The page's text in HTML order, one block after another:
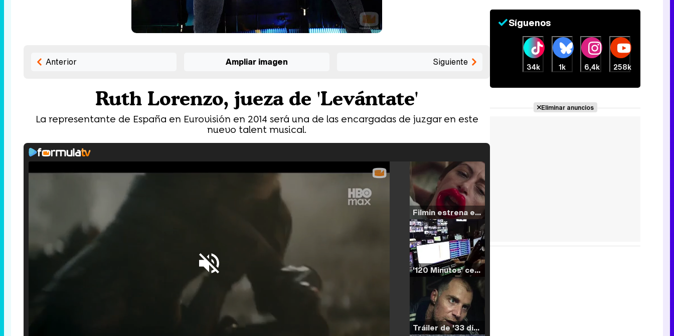
Anterior Ampliar imagen Siguiente
Ruth Lorenzo, jueza de 'Levántate'
La representante de España en Eurovisión en 2014 será una de las encargadas de juzgar en este
nuevo talent musical.
Filmin estrena el tráiler de 'Millennial Mal', su nueva comedia universitaria de la mano de Lorena Iglesias
'120 Minutos' celebra sus 2.000 programas en Telemadrid con un vídeo del día a día en la redacción
Tráiler de '33 días', la nueva serie de Atresplayer con Julián Villagrán y José Manuel Poga
Síguenos
34k 1k 6,4k 258k
Eliminar anuncios